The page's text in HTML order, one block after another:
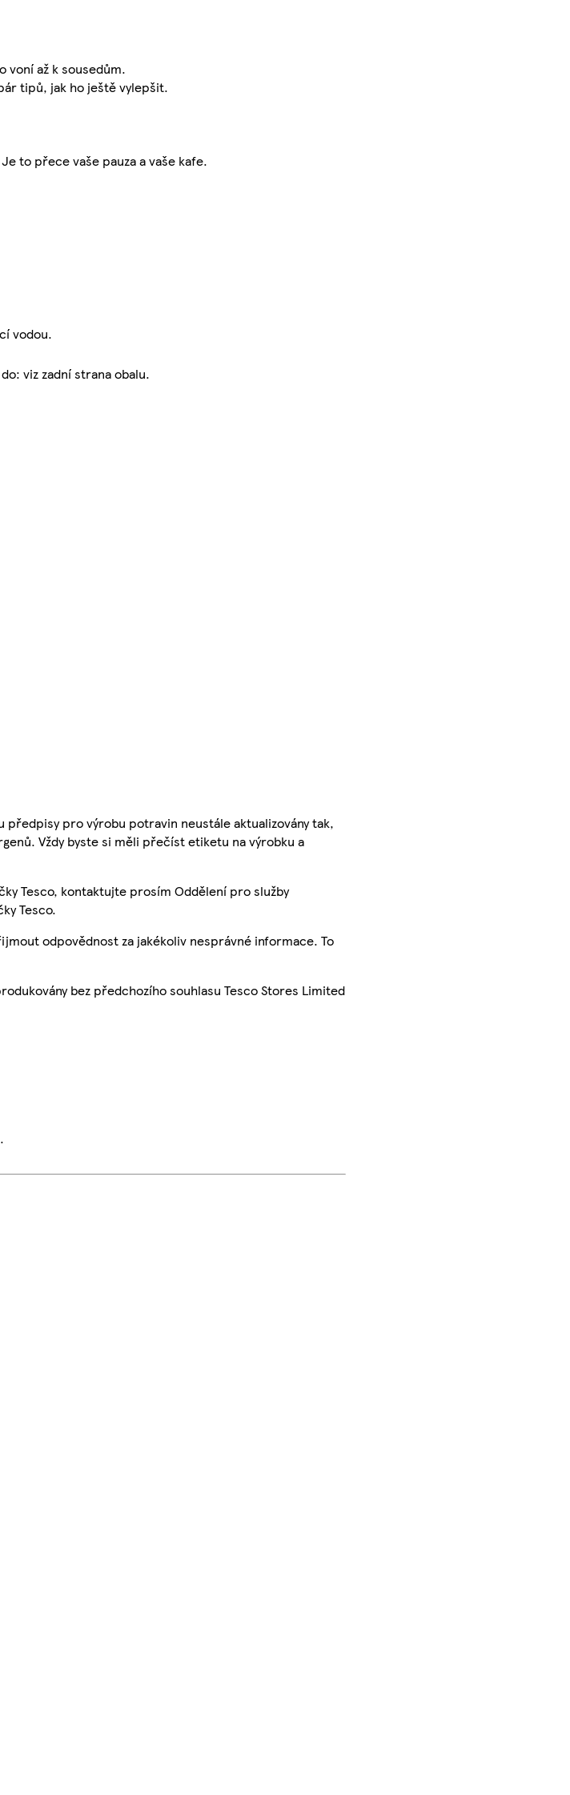
voní až k sousedům.
tipů, jak ho ještě vylepšit.
to přece vaše pauza a vaše kafe.
vodou.
viz zadní strana obalu.
pro výrobu potravin neustále aktualizovány tak,
Vždy byste si měli přečíst etiketu na výrobku a
Tesco, kontaktujte prosím Oddělení pro služby
Tesco.
odpovědnost za jakékoliv nesprávné informace. To
bez předchozího souhlasu Tesco Stores Limited